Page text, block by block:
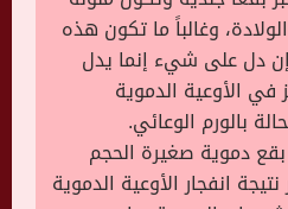
وغالباً ما تكون هذه
دل على شيء إنما يدل
الأوعية الدموية
بالورم الوعائي.
دموية صغيرة الحجم
انفجار الأوعية الدموية